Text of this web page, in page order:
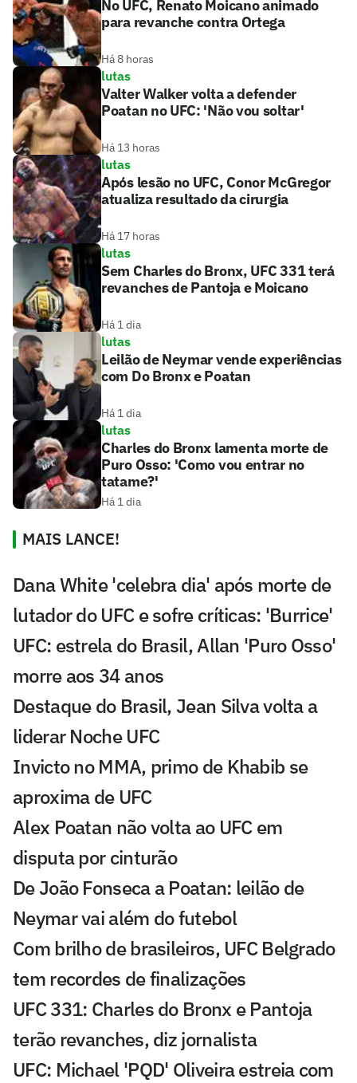
No UFC, Renato Moicano animado
para revanche contra Ortega
Há 8 horas
lutas
Valter Walker volta a defender
Poatan no UFC: 'Não vou soltar'
Há 13 horas
lutas
Após lesão no UFC, Conor McGregor
atualiza resultado da cirurgia
Há 17 horas
lutas
Sem Charles do Bronx, UFC 331 terá
revanches de Pantoja e Moicano
Há 1 dia
lutas
Leilão de Neymar vende experiências
com Do Bronx e Poatan
Há 1 dia
lutas
Charles do Bronx lamenta morte de
Puro Osso: 'Como vou entrar no
tatame?'
Há 1 dia
MAIS LANCE!
Dana White 'celebra dia' após morte de
lutador do UFC e sofre críticas: 'Burrice'
UFC: estrela do Brasil, Allan 'Puro Osso'
morre aos 34 anos
Destaque do Brasil, Jean Silva volta a
liderar Noche UFC
Invicto no MMA, primo de Khabib se
aproxima de UFC
Alex Poatan não volta ao UFC em
disputa por cinturão
De João Fonseca a Poatan: leilão de
Neymar vai além do futebol
Com brilho de brasileiros, UFC Belgrado
tem recordes de finalizações
UFC 331: Charles do Bronx e Pantoja
terão revanches, diz jornalista
UFC: Michael 'PQD' Oliveira estreia com